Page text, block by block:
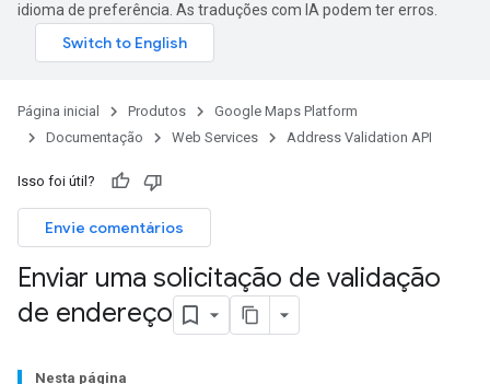
idioma de preferência. As traduções com IA podem ter erros.
Página inicial Produtos
Google Maps Platform
Documentação
Web Services Address Validation API
Isso foi útil?
Envie comentários
Enviar uma solicitação de validação
de endereço
Nesta página